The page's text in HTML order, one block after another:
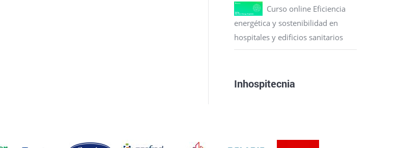
Curso online Eficiencia
energética y sostenibilidad en
hospitales y edificios sanitarios
Inhospitecnia